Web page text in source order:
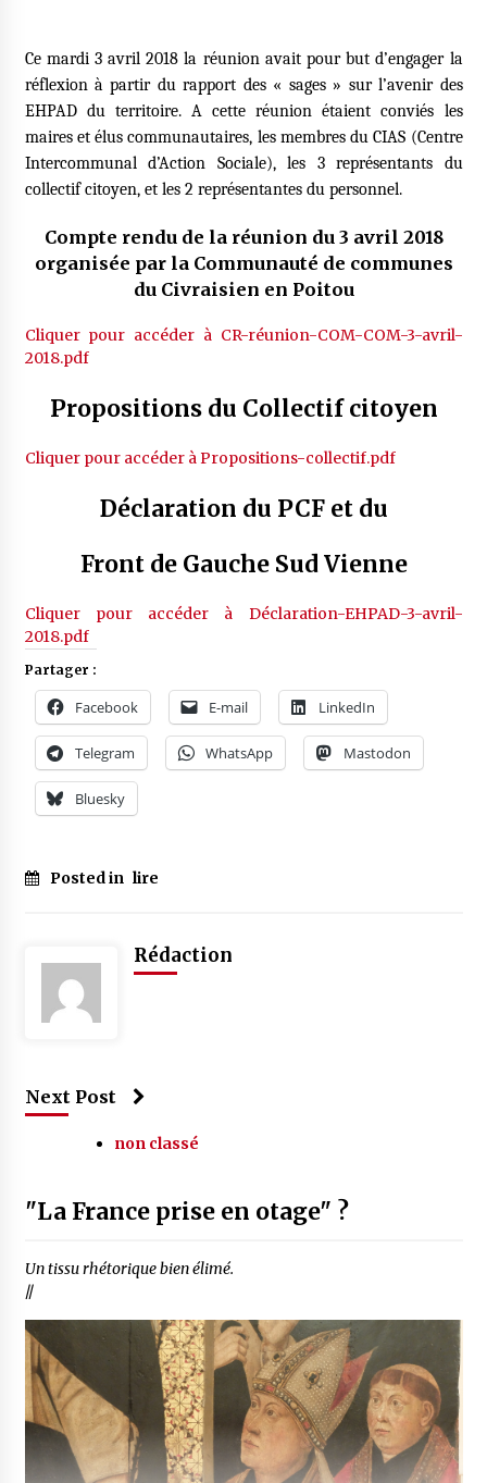
Ce mardi 3 avril 2018 la réunion avait pour but d’engager la
réflexion à partir du rapport des « sages » sur l’avenir des
EHPAD du territoire. A cette réunion étaient conviés les
maires et élus communautaires, les membres du CIAS (Centre
Intercommunal d’Action Sociale), les 3 représentants du
collectif citoyen, et les 2 représentantes du personnel.
Compte rendu de la réunion du 3 avril 2018
organisée par la Communauté de communes
du Civraisien en Poitou
Cliquer pour accéder à CR-réunion-COM-COM-3-avril-
2018.pdf
Propositions du Collectif citoyen
Cliquer pour accéder à Propositions-collectif.pdf
Déclaration du PCF et du
Front de Gauche Sud Vienne
Cliquer pour accéder à Déclaration-EHPAD-3-avril-
2018.pdf
Partager :
Facebook E-mail LinkedIn
Telegram WhatsApp Mastodon
Bluesky
Posted in lire
Rédaction
Next Post
non classé
"La France prise en otage" ?
Un tissu rhétorique bien élimé.
//